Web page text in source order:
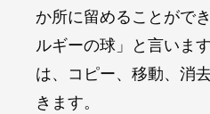
か所に留めることがで
ルギーの球」と言いま
は、コピー、移動、消
きます。